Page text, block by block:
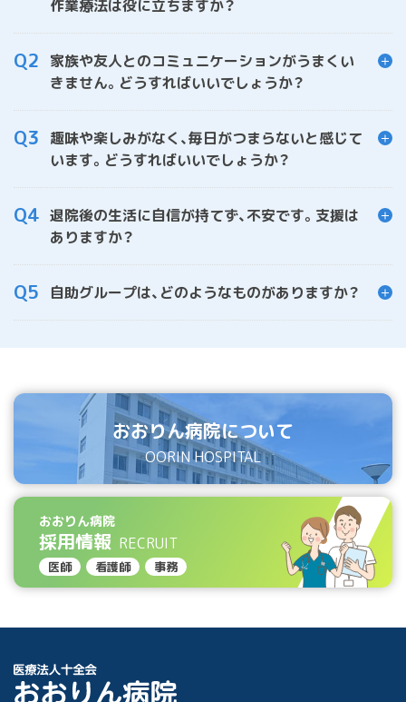
作業療法は役に立ちますか？
Q2
家族や友人とのコミュニケーションがうまくい
きません。どうすればいいでしょうか？
Q3
趣味や楽しみがなく、毎日がつまらないと感じて
います。どうすればいいでしょうか？
Q4 退院後の生活に自信が持てず、不安です。支援は
ありますか？
Q5 自助グループは、どのようなものがありますか？
おおりん病院について
OORIN HOSPITAL
おおりん病院
採用情報 RECRUIT
医師 看護師 事務